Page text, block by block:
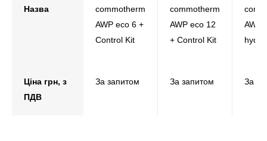
Назва
commotherm
AWP eco 6 +
Control Kit
commotherm
AWP eco 12
+ Control Kit
AWP
Ціна грн, з
ПДВ
За запитом За запитом За